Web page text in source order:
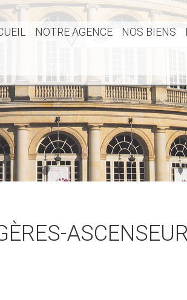
NOTRE AGENCE NOS BIENS